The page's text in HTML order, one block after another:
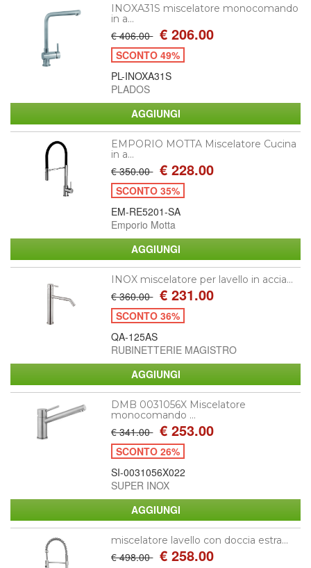
INOXA31S miscelatore monocomando
in a...
€ 406.00 € 206.00
SCONTO 49%
PL-INOXA31S
PLADOS
EMPORIO MOTTA Miscelatore Cucina
in a...
€ 350.00 € 228.00
SCONTO 35%
EM-RE5201-SA
Emporio Motta
INOX miscelatore per lavello in accia...
€ 360.00 € 231.00
SCONTO 36%
QA-125AS
RUBINETTERIE MAGISTRO
DMB 0031056X Miscelatore
monocomando ...
€ 341.00 € 253.00
SCONTO 26%
SI-0031056X022
SUPER INOX
miscelatore lavello con doccia estra...
€ 498.00 € 258.00